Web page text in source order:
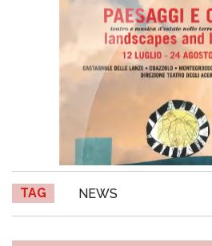
TAG NEWS